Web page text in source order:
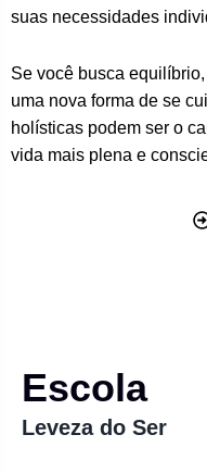
suas necessidades
Se você busca
uma nova forma de se
holísticas podem ser o
vida mais plena e
Escola
Leveza do Ser